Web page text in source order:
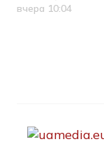
Дата публикации
вчера 10:04